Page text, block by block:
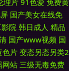
理片91色爱 免费黄
国产美女在线免
院 韩日成人 精品
国产www视频 国
色片 变态另态另类2
网站 三级无毒免费